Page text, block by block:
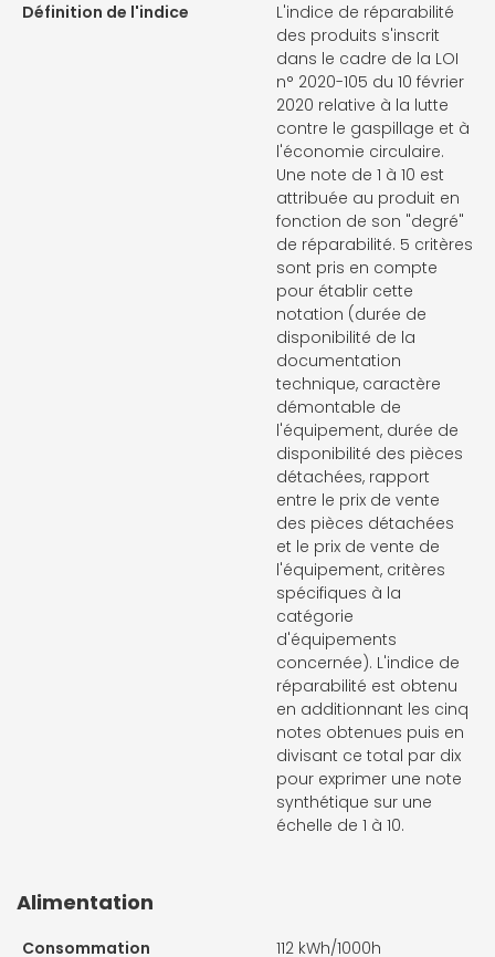
Définition de l'indice
L'indice de réparabilité
des produits s'inscrit
dans le cadre de la LOI
n° 2020-105 du 10 février
2020 relative à la lutte
contre le gaspillage et à
l'économie circulaire.
Une note de 1 à 10 est
attribuée au produit en
fonction de son "degré"
de réparabilité. 5 critères
sont pris en compte
pour établir cette
notation (durée de
disponibilité de la
documentation
technique, caractère
démontable de
l'équipement, durée de
disponibilité des pièces
détachées, rapport
entre le prix de vente
des pièces détachées
et le prix de vente de
l'équipement, critères
spécifiques à la
catégorie
d'équipements
concernée). L'indice de
réparabilité est obtenu
en additionnant les cinq
notes obtenues puis en
divisant ce total par dix
pour exprimer une note
synthétique sur une
échelle de 1 à 10.
Alimentation
Consommation 112 kWh/1000h